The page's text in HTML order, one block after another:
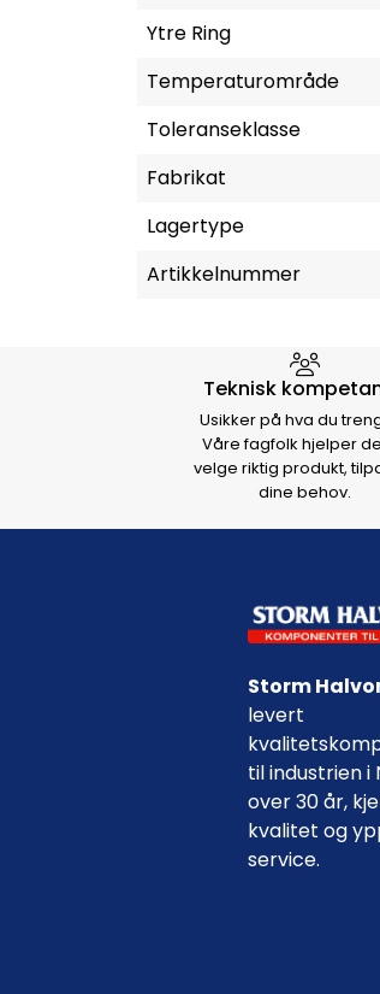
Ytre Ring
Temperaturområde
Toleranseklasse
Fabrikat
Lagertype
Artikkelnummer
Hvorfor velge
Teknisk
Usikker på hva du
Våre fagfolk hjelper
velge riktig produkt,
dine behov.
Storm
levert
til industrien i
over 30 år,
kvalitet og
service.